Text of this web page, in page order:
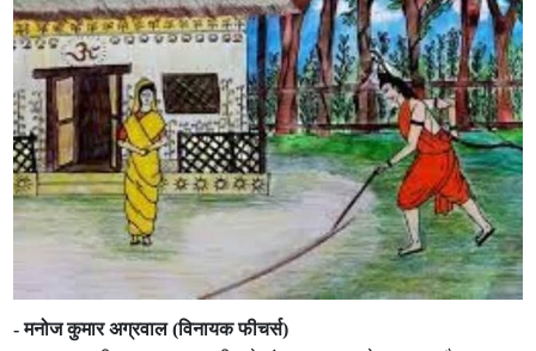
- मनोज कुमार अग्रवाल (विनायक फीचर्स)